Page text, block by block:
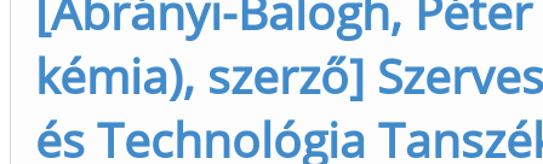
kémia), szerző]
és Technológia